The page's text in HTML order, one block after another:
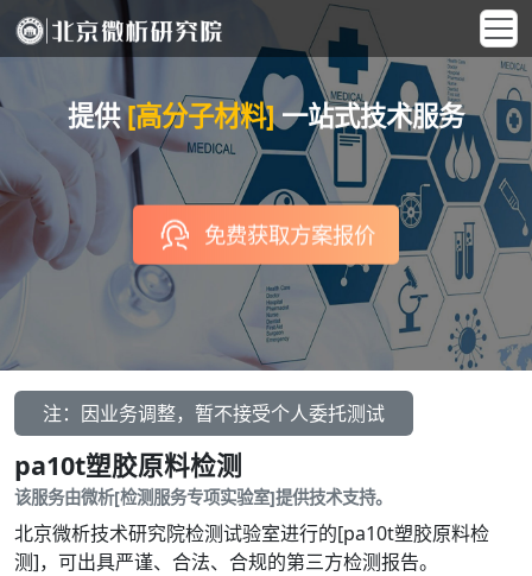
提供[高分子材料]一站式技术服务
免费获取方案报价
注：因业务调整，暂不接受个人委托测试
pa10t塑胶原料检测
该服务由微析[检测服务专项实验室]提供技术支持。
北京微析技术研究院检测试验室进行的[pa10t塑胶原料检
测]，可出具严谨、合法、合规的第三方检测报告。